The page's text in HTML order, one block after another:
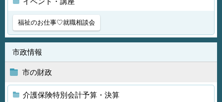
福祉のお仕事♡就職相談会
市政情報
市の財政
介護保険特別会計予算・決算